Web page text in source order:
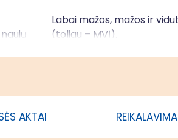
Labai mažos, mažos ir
(toliau – MVĮ).
AKTAI